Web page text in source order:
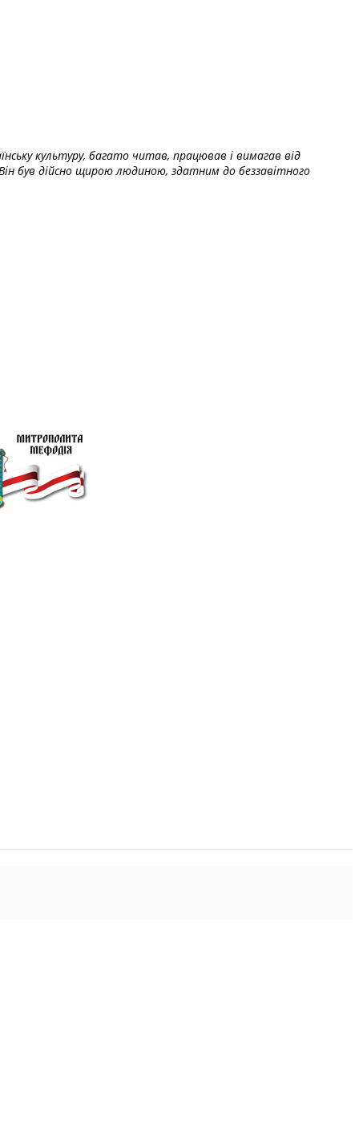
культуру, багато читав, працював і вимагав від
був дійсно щирою людиною, здатним до беззавітного